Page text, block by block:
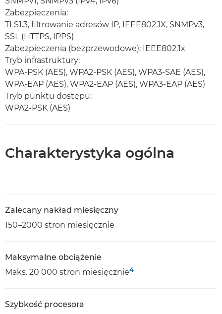
Zabezpieczenia:
TLS1.3, filtrowanie adresów IP, IEEE802.1X, SNMPv3,
SSL (HTTPS, IPPS)
Zabezpieczenia (bezprzewodowe): IEEE802.1x
Tryb infrastruktury:
WPA-PSK (AES), WPA2-PSK (AES), WPA3-SAE (AES),
WPA-EAP (AES), WPA2-EAP (AES), WPA3-EAP (AES)
Tryb punktu dostępu:
WPA2-PSK (AES)
Charakterystyka ogólna
Zalecany nakład miesięczny
150–2000 stron miesięcznie
Maksymalne obciążenie
Maks. 20 000 stron miesięcznie4
Szybkość procesora